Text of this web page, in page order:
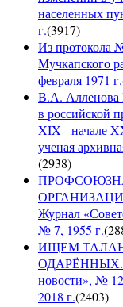
населенных
г.(3917)
Из протокола
Мучкапского
февраля 1971 г.
В.А. Алленова
в российской
XIX - начале
ученая
(2938)
Журнал
№ 7, 1955 г.(
ИЩЕМ
ОДАРЁННЫХ.
новости», №
2018 г.(2403)